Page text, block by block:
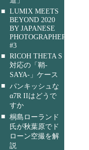
■ LUMIX MEETS
BEYOND 2020
BY JAPANESE
PHOTOGRAPHERS
#3
■ RICOH THETA S
対応の「鞘-
SAYA-」ケース
■ パンキッシュな
α7R IIはどうで
すか
■ 桐島ローランド
氏が秋葉原でド
ローン空撮を解
説